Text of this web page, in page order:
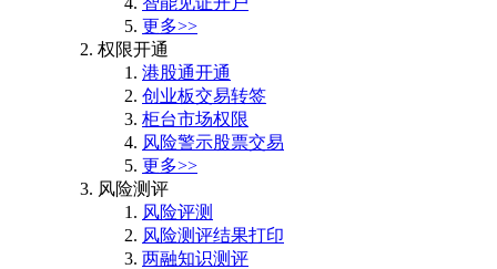
更多>>
权限开通
港股通开通
创业板交易转签
柜台市场权限
风险警示股票交易
更多>>
风险测评
风险评测
风险测评结果打印
两融知识测评